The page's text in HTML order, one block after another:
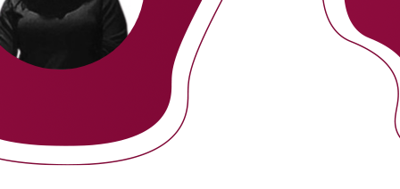
eğitimler de, GEMMA’nın içeriğinde
sağladı.
ikimiz de Jung’un kendi fonksiyonlarımıza
danışmanlık süreçlerimizde paylaşma
Coach Federation) onaylı koçluk
konusunda deneyim kazanmaya devam
(Continuing Professional Development)